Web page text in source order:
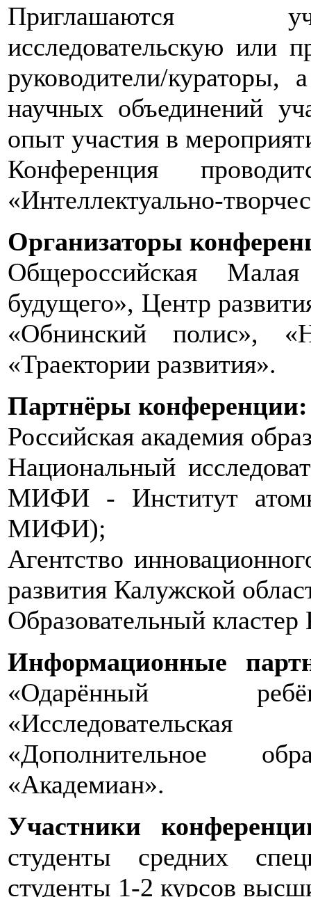
Приглашаются
исследовательскую или
руководители/
научных объединений
опыт участия в
Конференция
«Интеллектуально-
Организаторы
Общероссийская
будущего», Центр
«Обнинский полис»,
«Траектории развития».
Партнёры конференции:
Российская академия
Национальный
МИФИ - Институт
МИФИ);
Агентство
развития Калужской
Образовательный
Информационные
«Одарённый
«Дополнительное
«Академиан».
Участники
студенты средних
студенты 1-2 курсов